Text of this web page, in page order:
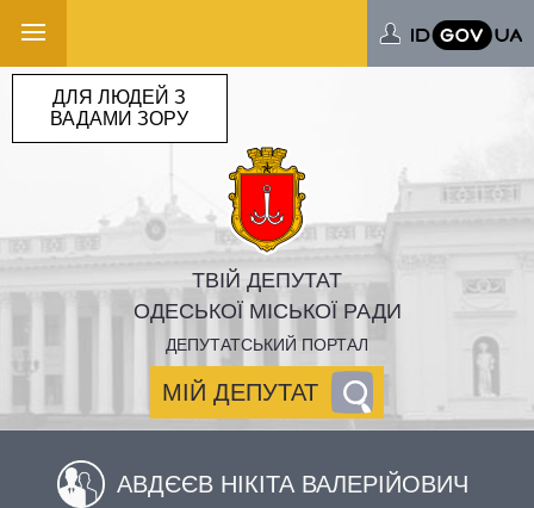
ТВІЙ ДЕПУТАТ
ОДЕСЬКОЇ МІСЬКОЇ РАДИ
ДЕПУТАТСЬКИЙ ПОРТАЛ
МІЙ ДЕПУТАТ
ДЛЯ ЛЮДЕЙ З
ВАДАМИ ЗОРУ
АВДЄЄВ НІКІТА ВАЛЕРІЙОВИЧ